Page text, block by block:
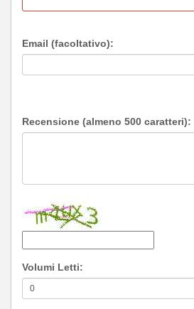
Email (facoltativo):
Recensione (almeno 500 caratteri):
Volumi Letti: